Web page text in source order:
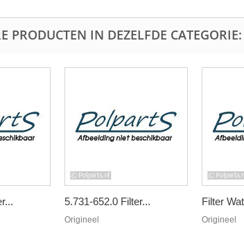
PRODUCTEN IN DEZELFDE CATEGORIE:
5.731-652.0 Filter...
Origineel
Filter
Origineel